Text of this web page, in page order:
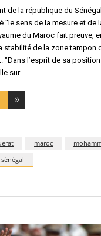
de la république du
''le sens de la mesure et de
du Maroc fait preuve,
stabilité de la zone tampon
"Dans l’esprit de sa position
sur
maroc
sénégal